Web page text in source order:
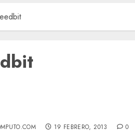
19 FEBRERO, 2013 0